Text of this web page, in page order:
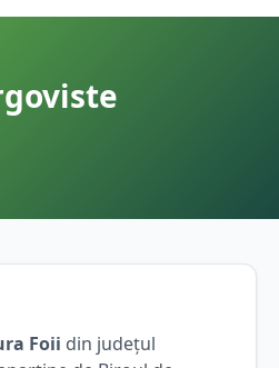
Foii din județul